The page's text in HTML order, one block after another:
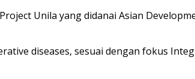
Unila yang didanai Asian
diseases, sesuai dengan fokus